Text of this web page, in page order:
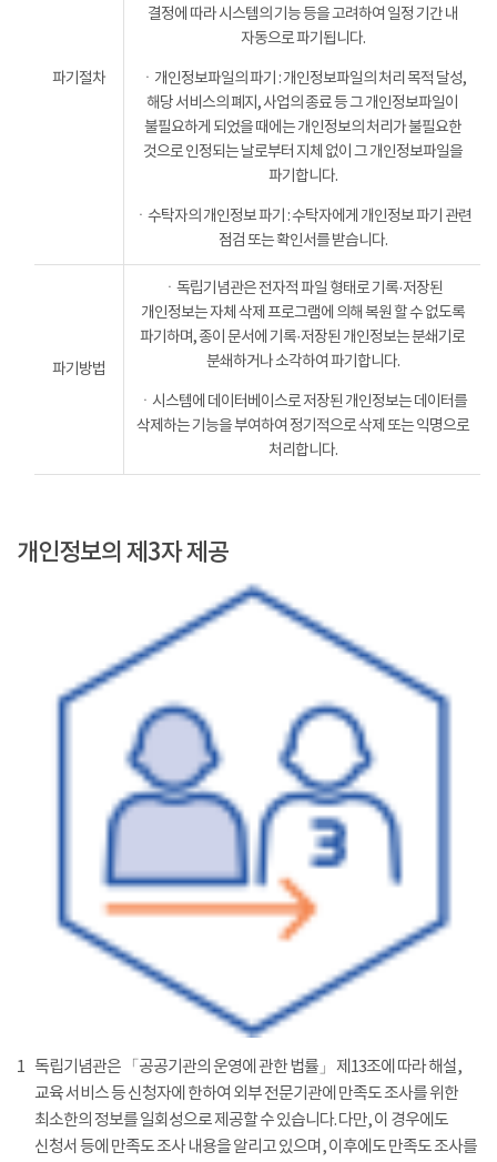
파기절차
결정에 따라 시스템의 기능 등을 고려하여 일정 기간 내
자동으로 파기됩니다.
ㆍ개인정보파일의 파기 : 개인정보파일의 처리 목적 달성,
해당 서비스의 폐지, 사업의 종료 등 그 개인정보파일이
불필요하게 되었을 때에는 개인정보의 처리가 불필요한
것으로 인정되는 날로부터 지체 없이 그 개인정보파일을
파기합니다.
ㆍ수탁자의 개인정보 파기 : 수탁자에게 개인정보 파기 관련
점검 또는 확인서를 받습니다.
파기방법
ㆍ독립기념관은 전자적 파일 형태로 기록·저장된
개인정보는 자체 삭제 프로그램에 의해 복원 할 수 없도록
파기하며, 종이 문서에 기록·저장된 개인정보는 분쇄기로
분쇄하거나 소각하여 파기합니다.
ㆍ시스템에 데이터베이스로 저장된 개인정보는 데이터를
삭제하는 기능을 부여하여 정기적으로 삭제 또는 익명으로
처리합니다.
개인정보의 제3자 제공
1 독립기념관은 「공공기관의 운영에 관한 법률」 제13조에 따라 해설,
교육 서비스 등 신청자에 한하여 외부 전문기관에 만족도 조사를 위한
최소한의 정보를 일회성으로 제공할 수 있습니다. 다만, 이 경우에도
신청서 등에 만족도 조사 내용을 알리고 있으며, 이후에도 만족도 조사를